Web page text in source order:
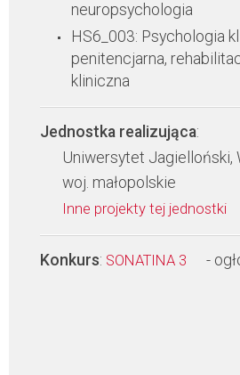
neuropsychologia
HS6_003: Psychologia
penitencjarna,
kliniczna
Jednostka realizująca:
Uniwersytet Jagielloński,
woj. małopolskie
Inne projekty tej jednostki
Konkurs: SONATINA 3 -